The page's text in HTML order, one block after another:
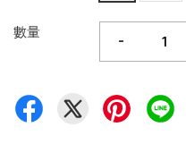
數量 -